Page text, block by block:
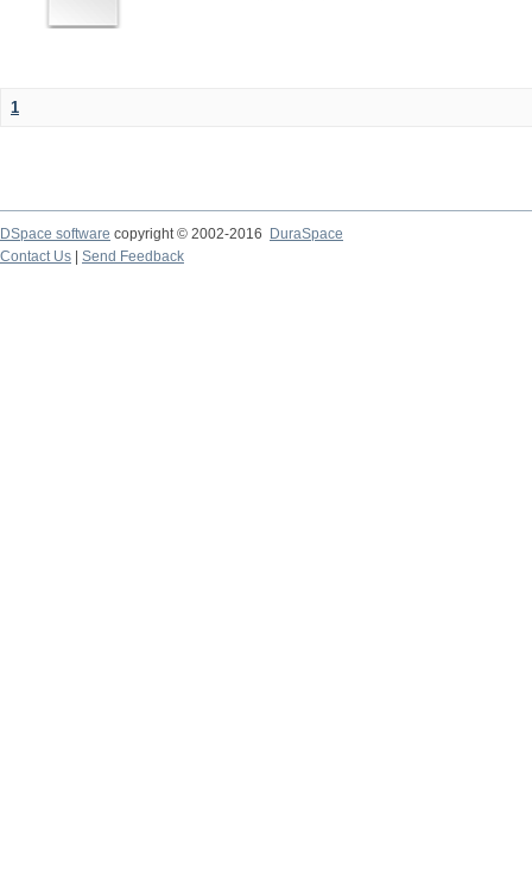
1
DSpace software copyright © 2002-2016
DuraSpace
Contact Us
Send Feedback